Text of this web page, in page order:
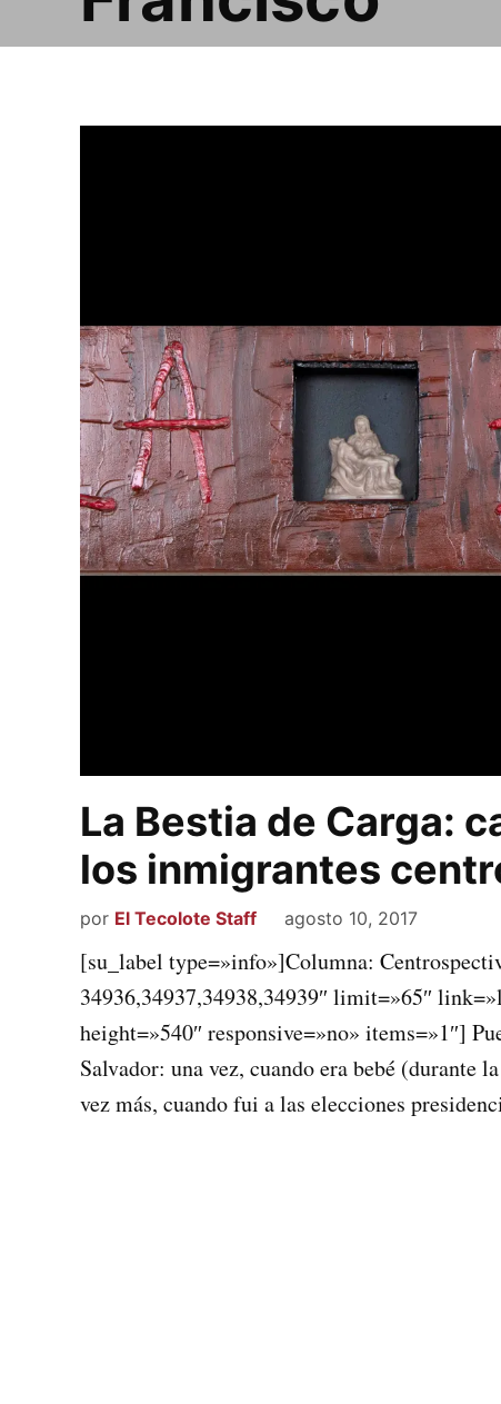
La Bestia de Carga:
los inmigrantes
por El Tecolote Staff agosto 10, 2017
[su_label type=»info»]Columna:
34936,34937,34938,34939″ limit=»65″
height=»540″ responsive=»no» items=»1″]
Salvador: una vez, cuando era bebé (durante
vez más, cuando fui a las elecciones